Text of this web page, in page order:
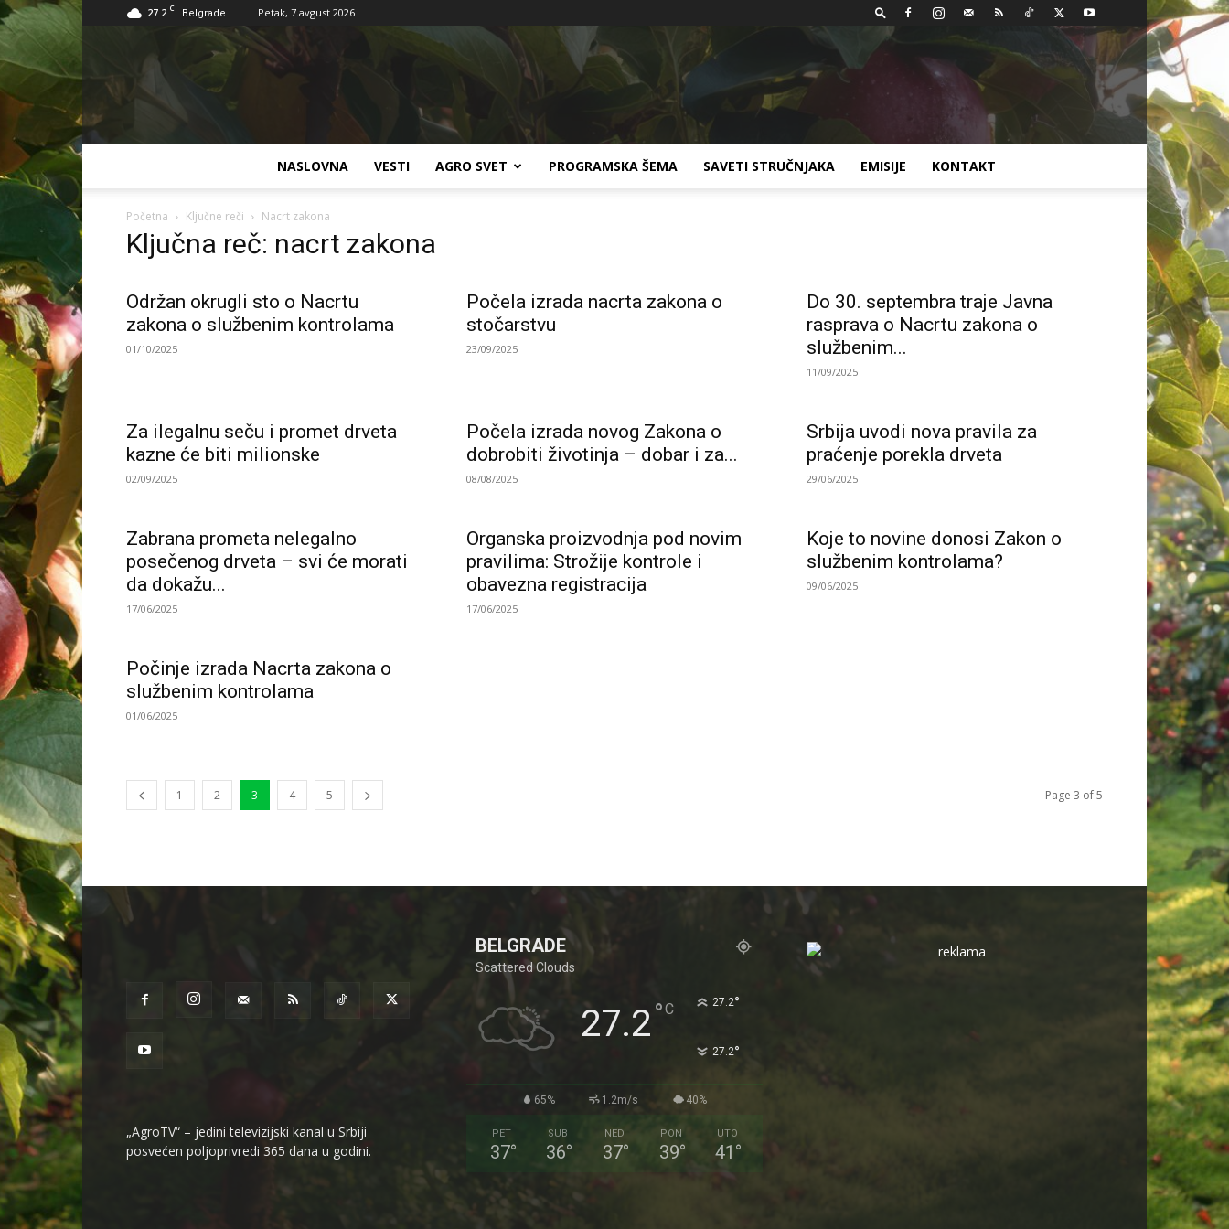
27.2 C Belgrade Petak, 7.avgust 2026
Agro
NASLOVNA VESTI AGRO SVET PROGRAMSKA ŠEMA SAVETI STRUČNJAKA EMISIJE KONTAKT
Početna Ključne reči Nacrt zakona
Ključna reč: nacrt zakona
Održan okrugli sto o Nacrtu
zakona o službenim kontrolama
01/10/2025
Počela izrada nacrta zakona o
stočarstvu
23/09/2025
Do 30. septembra traje Javna
rasprava o Nacrtu zakona o
službenim...
11/09/2025
Za ilegalnu seču i promet drveta
kazne će biti milionske
02/09/2025
Počela izrada novog Zakona o
dobrobiti životinja – dobar i za...
08/08/2025
Srbija uvodi nova pravila za
praćenje porekla drveta
29/06/2025
Zabrana prometa nelegalno
posečenog drveta – svi će morati
da dokažu...
17/06/2025
Organska proizvodnja pod novim
pravilima: Strožije kontrole i
obavezna registracija
17/06/2025
Koje to novine donosi Zakon o
službenim kontrolama?
09/06/2025
Počinje izrada Nacrta zakona o
službenim kontrolama
01/06/2025
1 2 3 4 5 Page 3 of 5
„AgroTV“ – jedini televizijski kanal u Srbiji
posvećen poljoprivredi 365 dana u godini.
BELGRADE
Scattered Clouds
27.2°C 27.2°
27.2°
65% 1.2m/s 40%
PET
37°
SUB
36°
NED
37°
PON
39°
UTO
41 °